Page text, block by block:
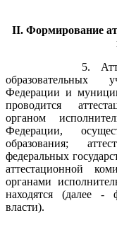
II. Формирование
5. Аттестация
образовательных
Федерации и
проводится
органом
Федерации,
образования;
федеральных
аттестационной
органами
находятся (далее -
власти).